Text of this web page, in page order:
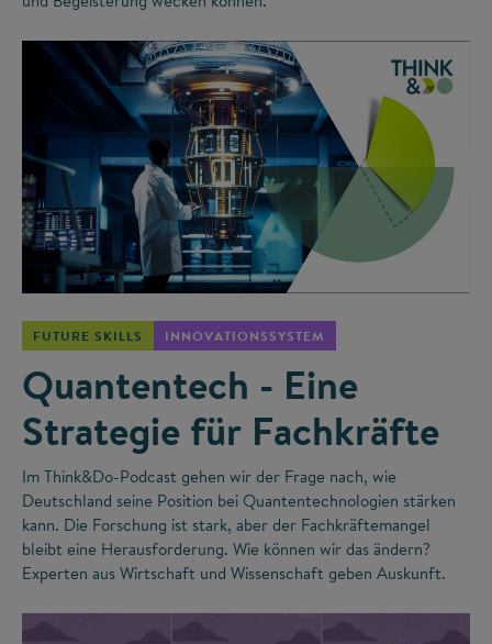
FUTURE SKILLS INNOVATIONSSYSTEM
Quantentech - Eine
Strategie für Fachkräfte
Im Think&Do-Podcast gehen wir der Frage nach, wie
Deutschland seine Position bei Quantentechnologien stärken
kann. Die Forschung ist stark, aber der Fachkräftemangel
bleibt eine Herausforderung. Wie können wir das ändern?
Experten aus Wirtschaft und Wissenschaft geben Auskunft.